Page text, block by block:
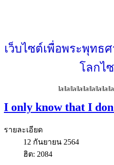
เว็บไซต์เพื่อพระพุทธ
โลกไ
I only know that I
รายละเอียด
12 กันยายน 2564
ฮิต: 2084